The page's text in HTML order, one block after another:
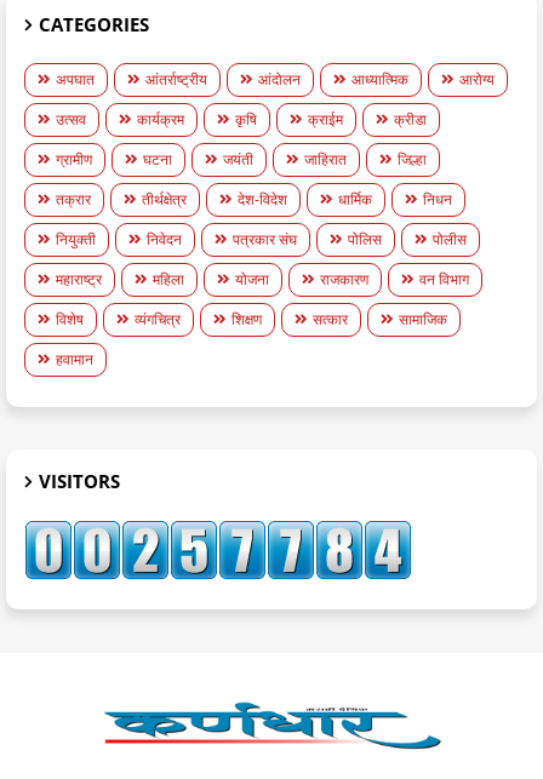
CATEGORIES
अपघात आंतर्राष्ट्रीय आंदोलन आध्यात्मिक
आरोग्य
उत्सव
कार्यक्रम कृषि क्राईम
क्रीडा
ग्रामीण
घटना जयंती जाहिरात
जिल्हा
तक्रार
तीर्थक्षेत्र देश-विदेश धार्मिक
निधन
नियुक्ती
निवेदन पत्रकार संघ पोलिस
पोलीस
महाराष्ट्र
महिला योजना राजकारण
वन विभाग
विशेष
व्यंगचित्र शिक्षण सत्कार
सामाजिक
हवामान
VISITORS